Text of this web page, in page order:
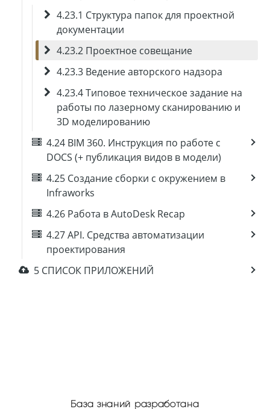
4.23.1 Структура папок для проектной
документации
4.23.2 Проектное совещание
4.23.3 Ведение авторского надзора
4.23.4 Типовое техническое задание на
работы по лазерному сканированию и
3D моделированию
4.24 BIM 360. Инструкция по работе с
DOCS (+ публикация видов в модели)
4.25 Создание сборки с окружением в
Infraworks
4.26 Работа в AutoDesk Recap
4.27 API. Средства автоматизации
проектирования
5 СПИСОК ПРИЛОЖЕНИЙ
База знаний разработана